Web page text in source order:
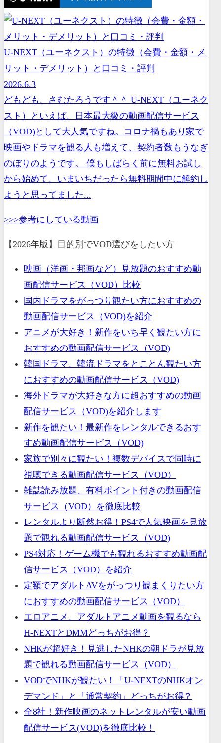
U-NEXT（ユーネクスト）の特徴（会費・金額・メ
リット・デメリット）と口コミ・評判
2026.6.3
どもども、さむたろうです＾＾ U-NEXT（ユーネク
スト）といえば、日本最大級の動画配信サービス
（VOD)として大人気ですね。コロナ禍もあり家で
映画やドラマを観る人も増えて、契約者数もうなぎ
のぼりのようです。 僕もしばらく前に無料お試し
から始めて、いまいちだったら無料期間中に解約し
ようと思ってました...
>>>参考にしている動画
【2026年版】目的別でVOD選びをしたい方
映画（洋画・邦画など）見放題のおすすめ動
画配信サービス（VOD）比較
国内ドラマをがっつり観たい方におすすめの
動画配信サービス（VOD)を紹介
アニメが大好き！新作をいち早く観たい方に
おすすめの動画配信サービス（VOD)
韓国ドラマ、韓流ドラマをとことん観たい方
におすすめの動画配信サービス（VOD)
海外ドラマが大好きな方に超おすすめの動画
配信サービス（VOD)を紹介します
新作を観たい！最新作をレンタルできるおす
すめ動画配信サービス（VOD)
家族で別々に観たい！複数デバイスで同時に
視聴できる動画配信サービス（VOD）
雑誌読み放題、有料ポイント付きの動画配信
サービス（VOD）を徹底比較
レンタルより断然お得！PS4で人気映画を見放
題で観れる動画配信サービス（VOD)
PS4対応！ゲーム機でも観れるおすすめ動画配
信サービス（VOD）を紹介
定額でアダルトAVをがっつり観まくりたい方
におすすめの動画配信サービス（VOD）
エロアニメ、アダルトアニメ動画を観るなら
H-NEXTとDMMどっちがお得？
NHKが超好き！見逃したNHKの朝ドラが見放
題で観れる動画配信サービス（VOD）
VODでNHKが観たい！「U-NEXTのNHKオン
デマンド」と「通常契約」どっちがお得？
全8社！新作映画のネットレンタルが安い動画
配信サービス(VOD)を徹底比較！